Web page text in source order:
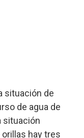
situación de
de agua de
situación
hay tres